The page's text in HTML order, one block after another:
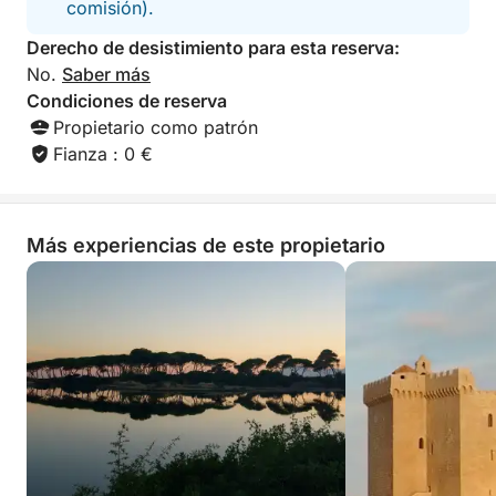
La experiencia incluye: una variedad de aperitivos,
refrescos, vino rosado, agua, equipo de snorkel y
tiempo para nadar.
Déjese seducir por un crucero vespertino íntimo y
elegante a las Islas Lérins. ¡Reserve ya su relajante
experiencia marítima y disfrute de momentos
comisión).
Derecho de desistimiento para esta reserva:
No. Saber más
Condiciones de reserva
Propietario como patrón
Fianza : 0 €
Más experiencias de este propietario